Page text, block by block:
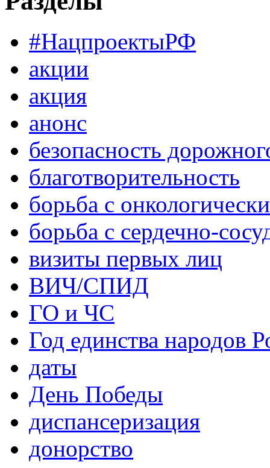
#НацпроектыРФ
акции
акция
анонс
безопасность
благотворительность
борьба с
борьба с сердечно-
визиты первых лиц
ВИЧ/СПИД
ГО и ЧС
Год единства народов
даты
День Победы
диспансеризация
донорство